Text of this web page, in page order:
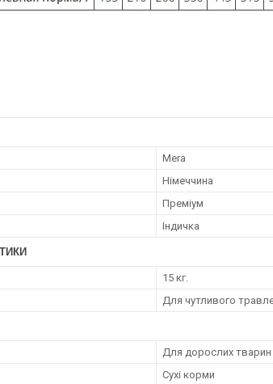
Mera
Німеччина
Преміум
Індичка
15 кг.
Для чутливого
Для дорослих тварин
Сухі корми